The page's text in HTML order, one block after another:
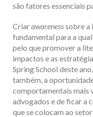
são fatores essenciais
Criarawarenesssobre a
fundamental para a
pelo que promover a
impactos e as
Spring School deste
também, a
comportamentais mais
advogados e de ficar a
que se colocam ao